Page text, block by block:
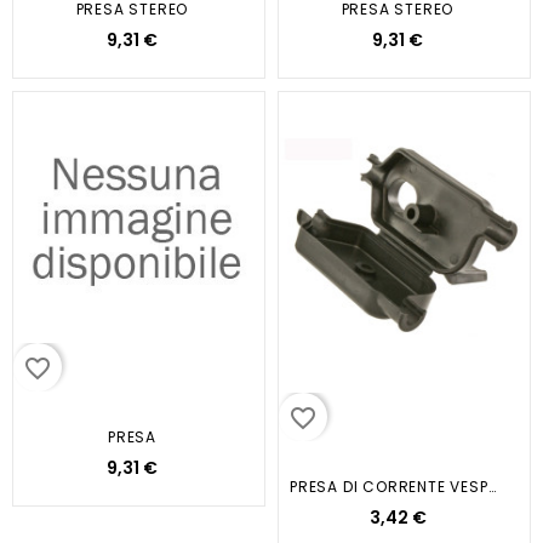
PRESA STEREO
9,31 €
PRESA STEREO
9,31 €
favorite_border
PRESA
9,31 €
favorite_border
PRESA DI CORRENTE VESPA PX
3,42 €